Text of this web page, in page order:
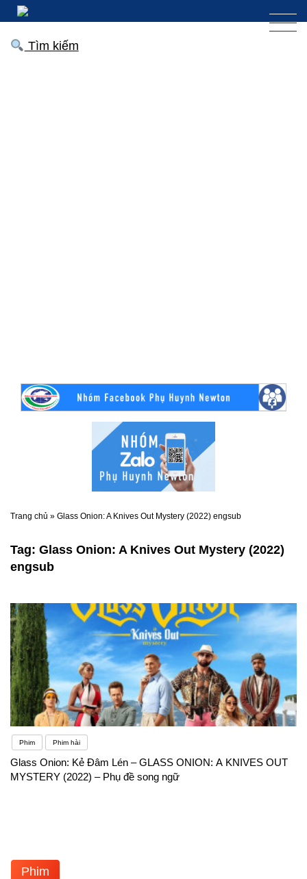
Tìm kiếm
Trang chủ » Glass Onion: A Knives Out Mystery (2022) engsub
Tag: Glass Onion: A Knives Out Mystery (2022)
engsub
Phim Phim hài
Glass Onion: Kẻ Đâm Lén – GLASS ONION: A KNIVES OUT
MYSTERY (2022) – Phụ đề song ngữ
Phim